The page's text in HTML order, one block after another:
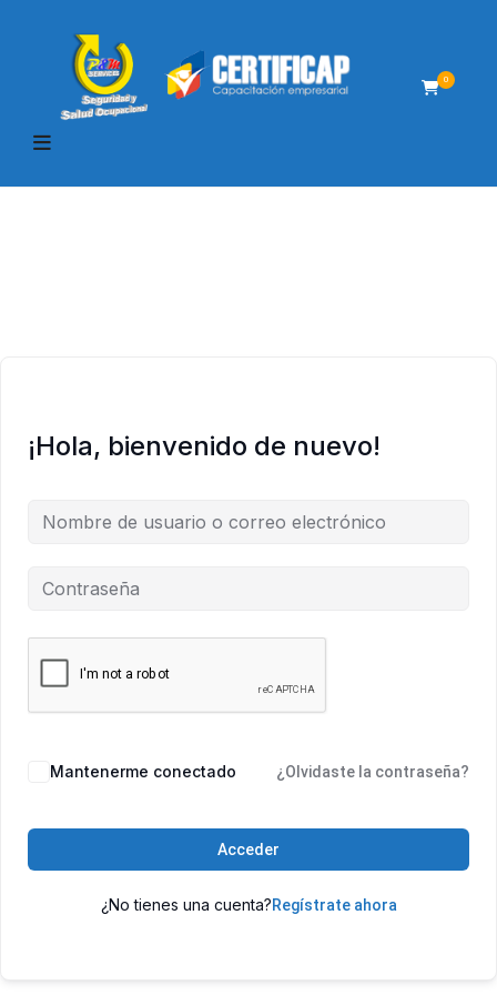
0
¡Hola, bienvenido de nuevo!
Mantenerme conectado ¿Olvidaste la contraseña?
Acceder
¿No tienes una cuenta?Regístrate ahora